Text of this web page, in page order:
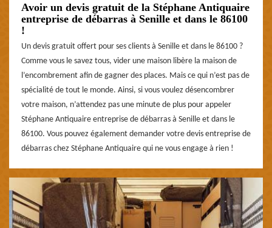
Avoir un devis gratuit de la Stéphane Antiquaire
entreprise de débarras à Senille et dans le 86100
!
Un devis gratuit offert pour ses clients à Senille et dans le 86100 ?
Comme vous le savez tous, vider une maison libère la maison de
l’encombrement afin de gagner des places. Mais ce qui n’est pas de
spécialité de tout le monde. Ainsi, si vous voulez désencombrer
votre maison, n’attendez pas une minute de plus pour appeler
Stéphane Antiquaire entreprise de débarras à Senille et dans le
86100. Vous pouvez également demander votre devis entreprise de
débarras chez Stéphane Antiquaire qui ne vous engage à rien !